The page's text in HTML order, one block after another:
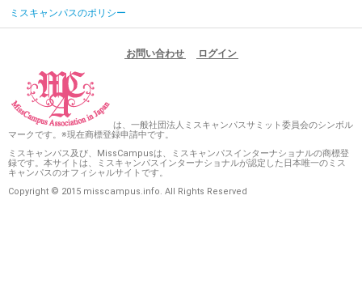
ミスキャンパスのポリシー
お問い合わせ ログイン
は、一般社団法人ミスキャンパスサミット委員会のシンボル
マークです。※現在商標登録申請中です。
ミスキャンパス及び、MissCampusは、ミスキャンパスインターナショナルの商標登
録です。本サイトは、ミスキャンパスインターナショナルが認定した日本唯一のミス
キャンパスのオフィシャルサイトです。
Copyright © 2015 misscampus.info. All Rights Reserved